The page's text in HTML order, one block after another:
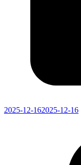
2025-12-162025-12-16